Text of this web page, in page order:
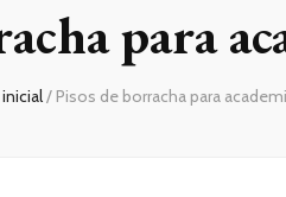
para
/ Pisos de borracha para